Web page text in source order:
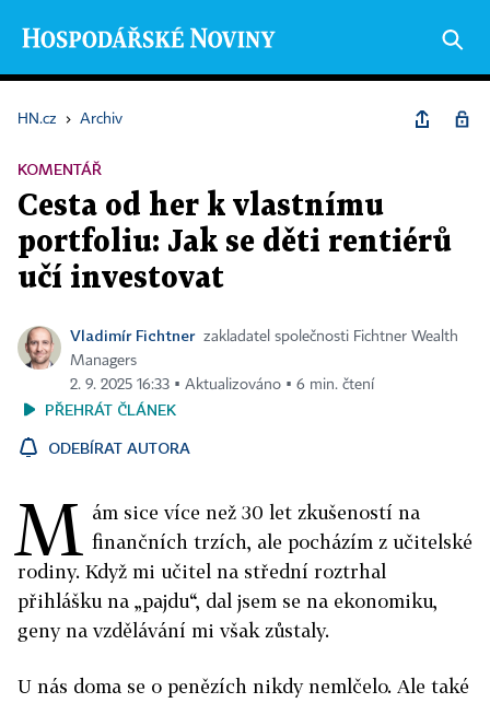
HN.cz › Archiv
KOMENTÁŘ
Cesta od her k vlastnímu
portfoliu: Jak se děti rentiérů
učí investovat
Vladimír Fichtner zakladatel společnosti Fichtner Wealth
Managers
2. 9. 2025 16:33 ▪ Aktualizováno ▪ 6 min. čtení
PŘEHRÁT ČLÁNEK
ODEBÍRAT AUTORA
M ám sice více než 30 let zkušeností na
finančních trzích, ale pocházím z učitelské
rodiny. Když mi učitel na střední roztrhal
přihlášku na „pajdu“, dal jsem se na ekonomiku,
geny na vzdělávání mi však zůstaly.
U nás doma se o penězích nikdy nemlčelo. Ale také